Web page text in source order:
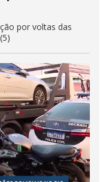
por voltas das